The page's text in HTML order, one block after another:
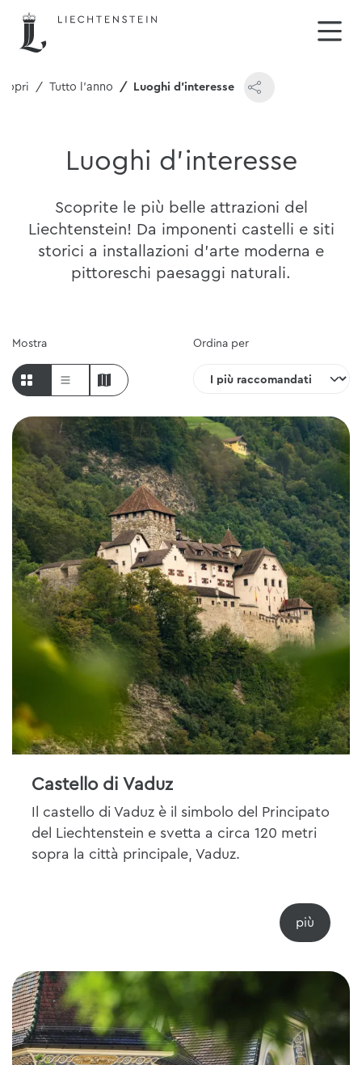
Tutto l'anno Luoghi d'interesse
Luoghi d'interesse
Scoprite le più belle attrazioni del
Liechtenstein! Da imponenti castelli e siti
storici a installazioni d'arte moderna e
pittoreschi paesaggi naturali.
Ordina per
Mostra
Castello di Vaduz
Il castello di Vaduz è il simbolo del Principato
del Liechtenstein e svetta a circa 120 metri
sopra la città principale, Vaduz.